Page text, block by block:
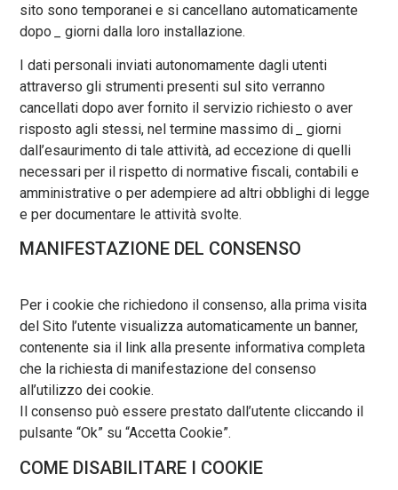
sito sono temporanei e si cancellano automaticamente
dopo
giorni dalla loro installazione.
I dati personali inviati autonomamente dagli utenti
attraverso gli strumenti presenti sul sito verranno
cancellati dopo aver fornito il servizio richiesto o aver
risposto agli stessi, nel termine massimo di
giorni
dall’esaurimento di tale attività, ad eccezione di quelli
necessari per il rispetto di normative fiscali, contabili e
amministrative o per adempiere ad altri obblighi di legge
e per documentare le attività svolte.
MANIFESTAZIONE DEL CONSENSO
Per i cookie che richiedono il consenso, alla prima visita
del Sito l’utente visualizza automaticamente un banner,
contenente sia il link alla presente informativa completa
che la richiesta di manifestazione del consenso
all’utilizzo dei cookie.
Il consenso può essere prestato dall’utente cliccando il
pulsante “Ok” su “Accetta Cookie”.
COME DISABILITARE I COOKIE